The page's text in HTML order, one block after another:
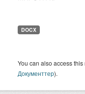
DOCX
You can also access
Документтер).